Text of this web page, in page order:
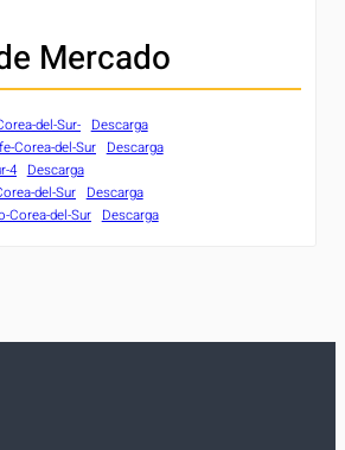
Mercado
del-Sur- Descarga
Corea-del-Sur Descarga
4 Descarga
del-Sur Descarga
Corea-del-Sur Descarga